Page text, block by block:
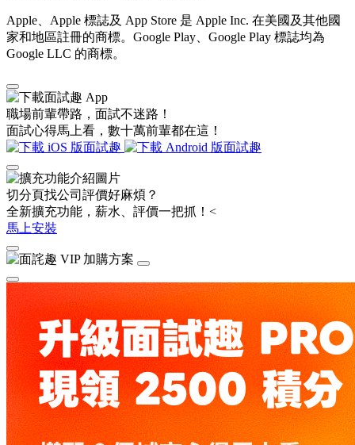
Apple、Apple 標誌及 App Store 是 Apple Inc. 在美國及其他國
家和地區註冊的商標。Google Play、Google Play 標誌均為
Google LLC 的商標。
職場前輩帶路，面試不迷路！
面試心得馬上看，數十萬前輩都在這！
切分頁找公司評價好麻煩？
全新擴充功能，薪水、評價一把抓！<
馬上安裝